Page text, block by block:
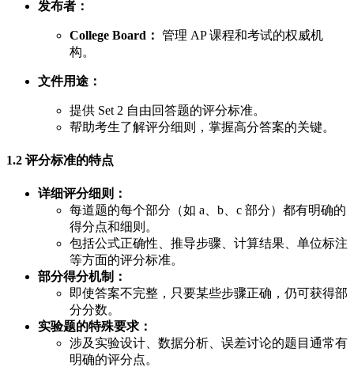
发布者：
College Board： 管理 AP 课程和考试的权威机
构。
文件用途：
提供 Set 2 自由回答题的评分标准。
帮助考生了解评分细则，掌握高分答案的关键。
1.2 评分标准的特点
详细评分细则：
每道题的每个部分（如 a、b、c 部分）都有明确的
得分点和细则。
包括公式正确性、推导步骤、计算结果、单位标注
等方面的评分标准。
部分得分机制：
即使答案不完整，只要某些步骤正确，仍可获得部
分分数。
实验题的特殊要求：
涉及实验设计、数据分析、误差讨论的题目通常有
明确的评分点。